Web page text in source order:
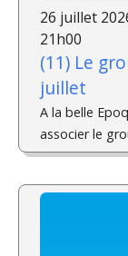
26 juillet
21h00
(11) Le
juillet
A la belle
associer le